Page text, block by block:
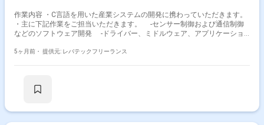
作業内容 ・C言語を用いた産業システムの開発に携わっていただきます。
・主に下記作業をご担当いただきます。 -センサー制御および通信制御
などのソフトウェア開発 -ドライバー、ミドルウェア、アプリケーショ
5ヶ月前・ 提供元: レバテックフリーランス